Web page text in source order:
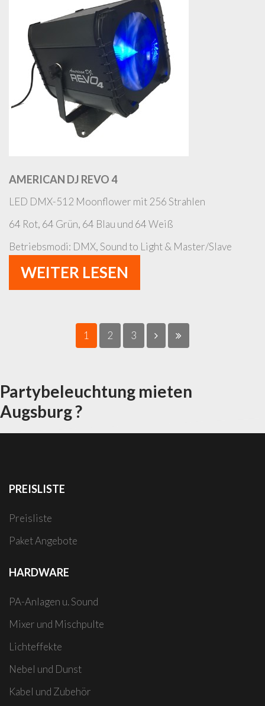
AMERICAN DJ REVO 4
LED DMX-512 Moonflower mit 256 Strahlen
64 Rot, 64 Grün, 64 Blau und 64 Weiß
Betriebsmodi: DMX, Sound to Light & Master/Slave
WEITER LESEN
1 2 3
Partybeleuchtung mieten
Augsburg ?
PREISLISTE
Preisliste
Paket Angebote
HARDWARE
PA-Anlagen u. Sound
Mixer und Mischpulte
Lichteffekte
Nebel und Dunst
Kabel und Zubehör